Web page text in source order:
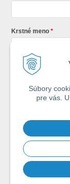
Súbory
pre vás.
Krstné meno
Registráciou
Každý týždeň si
akčná ponuka. 1x
Ochrana vašich
našimi zásadami